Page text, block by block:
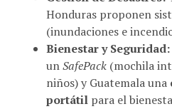
(inundaciones e
Bienestar y Seguridad:
unSafePack(mochila
niños) y Guatemala una
portátil para el
concurridos.